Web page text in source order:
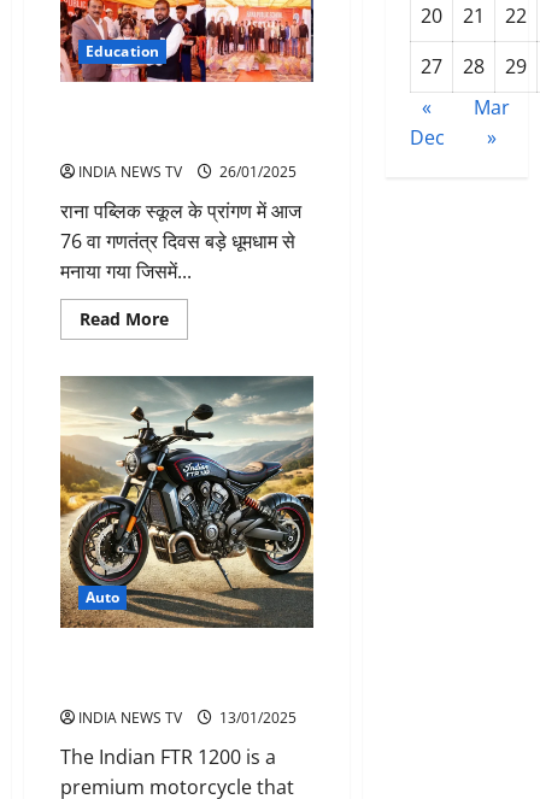
Education
INDIA NEWS TV 26/01/2025
राना पब्लिक स्कूल के प्रांगण में आज
76 वा गणतंत्र दिवस बड़े धूमधाम से
मनाया गया जिसमें...
Read MoreRead
more
पब्लिक
स्कूल
में
धूमधाम
से
मनाया
गणतंत्र
दिवस
Auto
INDIA NEWS TV 13/01/2025
The Indian FTR 1200 is a
premium motorcycle that
20
21
22
27
28
29
«
Dec
Mar
»